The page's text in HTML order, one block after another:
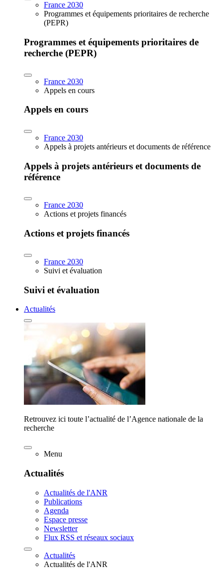
France 2030
Programmes et équipements prioritaires de recherche
(PEPR)
Programmes et équipements prioritaires de
recherche (PEPR)
France 2030
Appels en cours
Appels en cours
France 2030
Appels à projets antérieurs et documents de référence
Appels à projets antérieurs et documents de
référence
France 2030
Actions et projets financés
Actions et projets financés
France 2030
Suivi et évaluation
Suivi et évaluation
Actualités
Retrouvez ici toute l’actualité de l’Agence nationale de la
recherche
Menu
Actualités
Actualités de l'ANR
Publications
Agenda
Espace presse
Newsletter
Flux RSS et réseaux sociaux
Actualités
Actualités de l'ANR